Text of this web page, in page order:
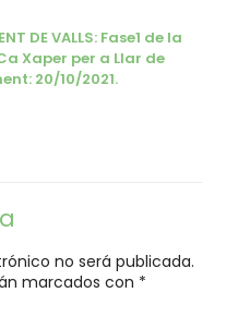
DE VALLS: Fase1 de la
Xaper per a Llar de
20/10/2021.
no será publicada.
marcados con *